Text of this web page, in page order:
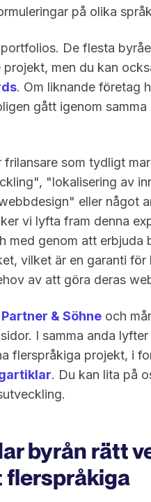
på olika
De flesta
men du kan
. Om liknande företag
gått igenom samma
som tydligt
"lokalisering av
eller något
vi lyfta fram denna
med genom att erbjuda
vilket är en garanti för
av att göra deras
Partner & Söhne och
I samma anda
flerspråkiga projekt, i
. Du kan lita på
byrån rätt
flerspråkiga